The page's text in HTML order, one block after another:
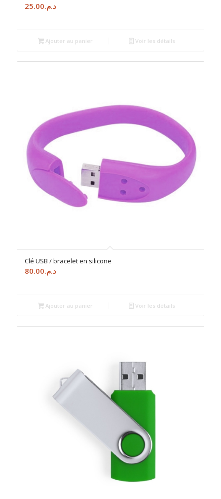
د.م.25.00
Ajouter au panier Voir les détails
Clé USB / bracelet en silicone
د.م.80.00
Ajouter au panier Voir les détails